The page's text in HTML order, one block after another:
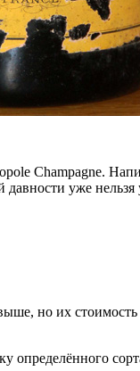
Champagne.
уже
но их
определённого